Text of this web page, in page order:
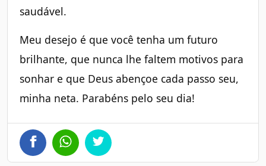
saudável.
Meu desejo é que você tenha um futuro
brilhante, que nunca lhe faltem motivos para
sonhar e que Deus abençoe cada passo seu,
minha neta. Parabéns pelo seu dia!